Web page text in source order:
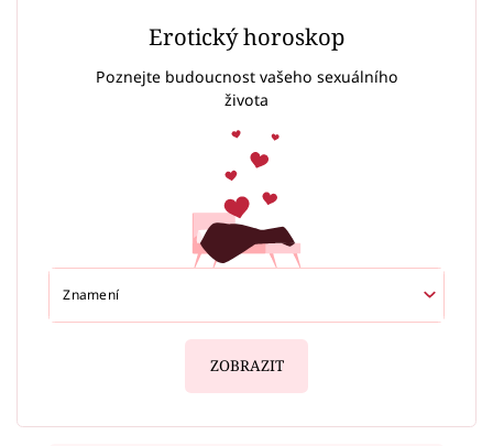
Erotický horoskop
Poznejte budoucnost vašeho sexuálního
života
ZOBRAZIT